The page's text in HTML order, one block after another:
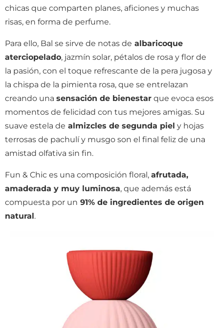
chicas que comparten planes, aficiones y muchas
risas, en forma de perfume.
Para ello, Bal se sirve de notas de albaricoque
aterciopelado, jazmín solar, pétalos de rosa y flor de
la pasión, con el toque refrescante de la pera jugosa y
la chispa de la pimienta rosa, que se entrelazan
creando una sensación de bienestar que evoca esos
momentos de felicidad con tus mejores amigas. Su
suave estela de almizcles de segunda piel y hojas
terrosas de pachulí y musgo son el final feliz de una
amistad olfativa sin fin.
Fun & Chic es una composición floral, afrutada,
amaderada y muy luminosa, que además está
compuesta por un 91% de ingredientes de origen
natural.